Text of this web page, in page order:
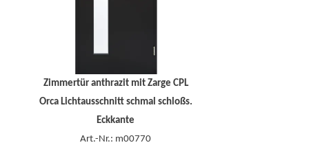
Zimmertür anthrazit mit Zarge CPL
Orca Lichtausschnitt schmal schloßs.
Eckkante
Art.-Nr.: m00770